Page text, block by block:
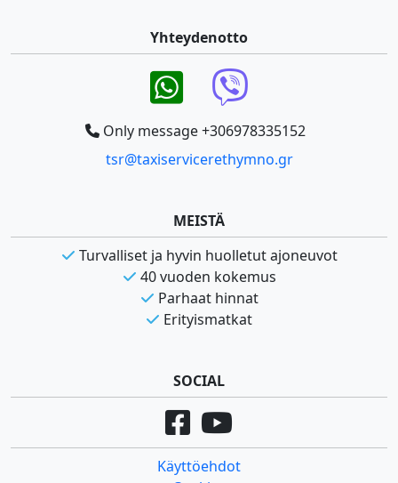
Yhteydenotto
Only message +306978335152
tsr@taxiservicerethymno.gr
MEISTÄ
Turvalliset ja hyvin huolletut ajoneuvot
40 vuoden kokemus
Parhaat hinnat
Erityismatkat
SOCIAL
Käyttöehdot